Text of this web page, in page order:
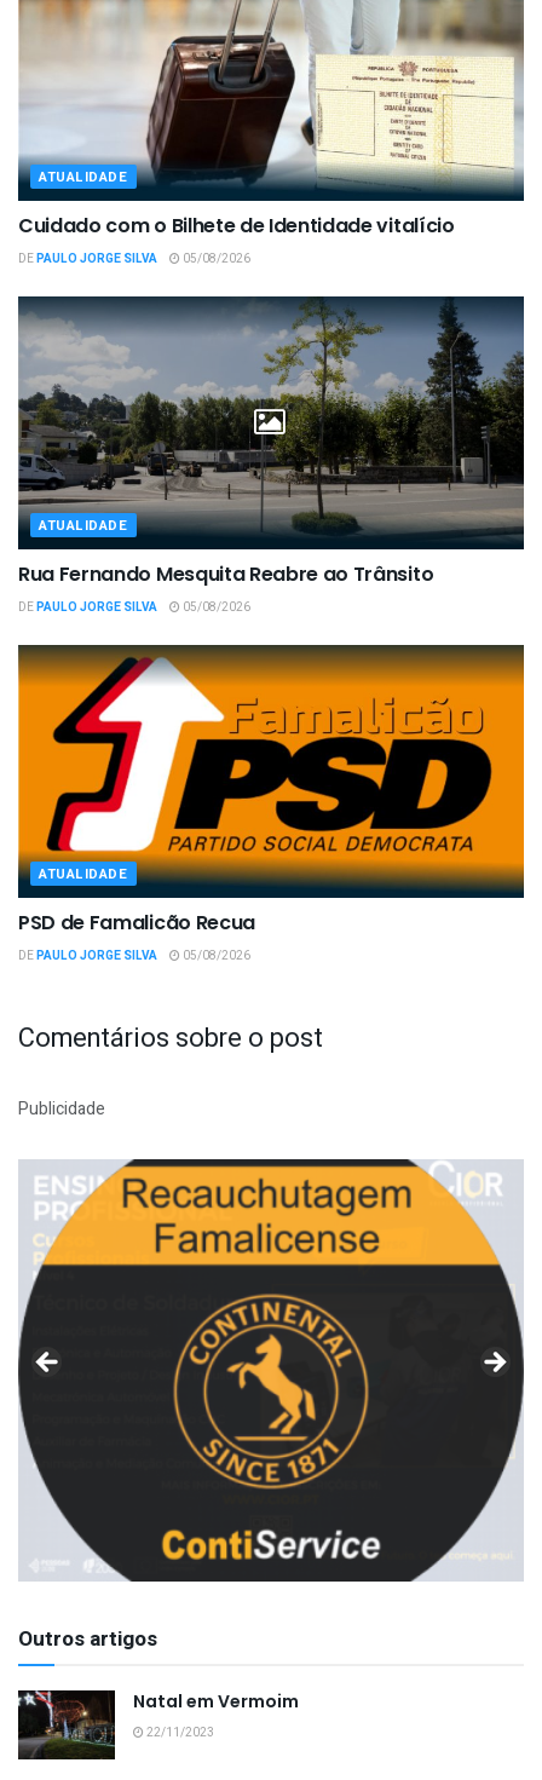
ATUALIDADE
Cuidado com o Bilhete de Identidade vitalício
DEPAULO JORGE SILVA 05/08/2026
ATUALIDADE
Rua Fernando Mesquita Reabre ao Trânsito
DEPAULO JORGE SILVA 05/08/2026
ATUALIDADE
PSD de Famalicão Recua
DEPAULO JORGE SILVA 05/08/2026
Comentários sobre o post
Publicidade
Outros artigos
Natal em Vermoim
22/11/2023